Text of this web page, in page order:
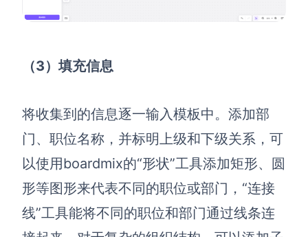
（3）填充信息
将收集到的信息逐一输入模板中。添加部
门、职位名称，并标明上级和下级关系，可
以使用boardmix的“形状”工具添加矩形、圆
形等图形来代表不同的职位或部门，“连接
线”工具能将不同的职位和部门通过线条连